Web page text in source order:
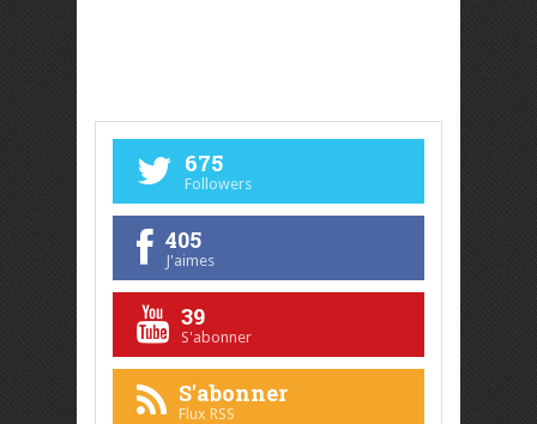
675
Followers
405
J'aimes
39
S'abonner
S'abonner
Flux RSS